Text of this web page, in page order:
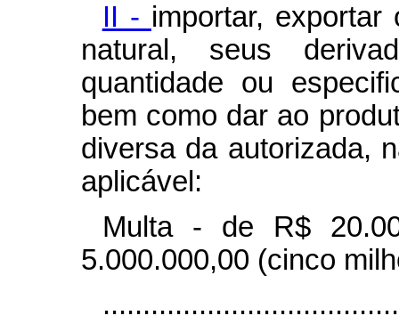
II - importar, exportar
natural, seus
quantidade ou
bem como dar ao
diversa da autorizada,
aplicável:
Multa - de R$
5.000.000,00 (cinco